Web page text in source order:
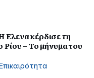
κέρδισε τη
– Το μήνυμα του